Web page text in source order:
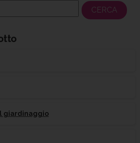
giardinaggio